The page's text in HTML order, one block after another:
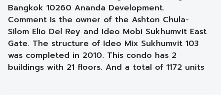
Bangkok 10260 Ananda Development.
Comment Is the owner of the Ashton Chula-
Silom Elio Del Rey and Ideo Mobi Sukhumvit East
Gate. The structure of Ideo Mix Sukhumvit 103
was completed in 2010. This condo has 2
buildings with 21 floors. And a total of 1172 units